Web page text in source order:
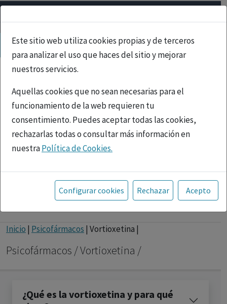
Este sitio web utiliza cookies propias y de terceros
para analizar el uso que haces del sitio y mejorar
nuestros servicios.
Aquellas cookies que no sean necesarias para el
funcionamiento de la web requieren tu
consentimiento. Puedes aceptar todas las cookies,
rechazarlas todas o consultar más información en
nuestraPolítica de Cookies.
Toda la información incluida en la Página Web está
referida a productos del mercado español y, por
tanto, dirigida a profesionales sanitarios legalmente
facultados para prescribir o dispensar medicamentos
con ejercicio profesional. La información técnica de los
siendo responsabilidad de los profesionales
necesidades del paciente.
Configurar cookies Rechazar Acepto
Inicio | Psicofármacos | Vortioxetina |
Psicofármacos / Vortioxetina /
¿Qué es la vortioxetina y para qué